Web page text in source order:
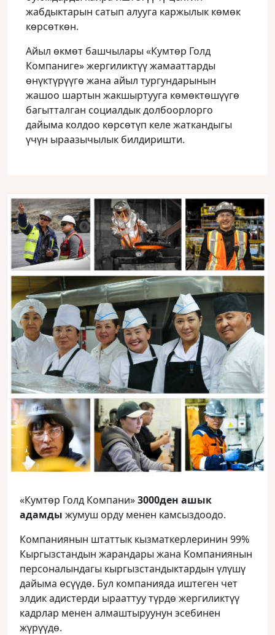
жабдыктарын сатып алууга каржылык көмөк
көрсөткөн.
Айыл өкмөт башчылары «Кумтөр Голд
Компаниге» жергиликтүү жамааттарды
өнүктүрүүгө жана айыл тургундарынын
жашоо шартын жакшыртууга көмөктөшүүгө
багытталган социалдык долбоорлорго
дайыма колдоо көрсөтүп келе жаткандыгы
үчүн ыраазычылык билдиришти.
«Кумтөр Голд Компани»3000ден ашык
адамды жумуш орду менен камсыздоодо.
Компаниянын штаттык кызматкерлеринин 99%
Кыргызстандын жарандары жана Компаниянын
персоналындагы кыргызстандыктардын үлүшү
дайыма өсүүдө. Бул компанияда иштеген чет
элдик адистерди ырааттуу түрдө жергиликтүү
кадрлар менен алмаштыруунун эсебинен
жүрүүдө.